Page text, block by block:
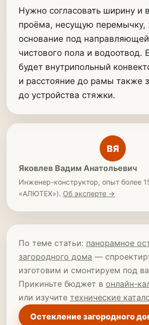
Нужно согласовать ширину и
проёма, несущую перемычку,
основание под
чистового пола и водоотвод.
будет внутрипольный
и расстояние до рамы также
до устройства стяжки.
ВЯ
Яковлев Вадим Анатольевич
Инженер-конструктор, опыт более
«АЛЮТЕХ»). Об эксперте →
По теме статьи: панорамное
загородного дома —
изготовим и смонтируем под
Прикиньте бюджет в онлайн-
или изучите технические
Остекление загородного